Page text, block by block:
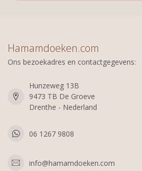
Hamamdoeken.com
Ons bezoekadres en contactgegevens:
Hunzeweg 13B
9473 TB De Groeve
Drenthe - Nederland
06 1267 9808
info@hamamdoeken.com